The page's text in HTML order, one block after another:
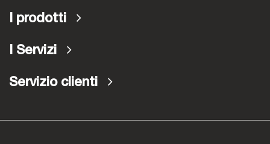
I prodotti
I Servizi
Servizio clienti